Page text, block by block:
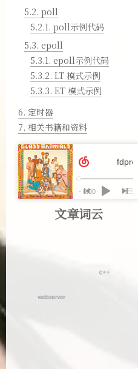
5.2. poll
5.2.1. poll示例代码
5.3. epoll
5.3.1. epoll示例代码
5.3.2. LT 模式示例
5.3.3. ET 模式示例
6. 定时器
7. 相关书籍和资料
文章词云